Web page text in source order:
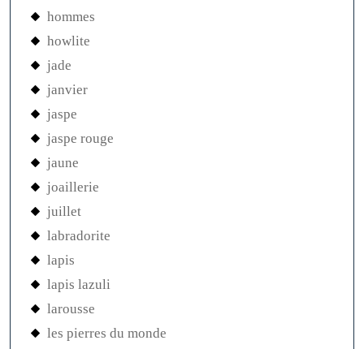
hommes
howlite
jade
janvier
jaspe
jaspe rouge
jaune
joaillerie
juillet
labradorite
lapis
lapis lazuli
larousse
les pierres du monde